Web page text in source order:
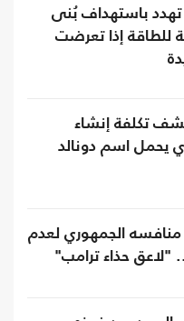
تهدد باستهداف بُنى
للطاقة إذا تعرضت
تكلفة إنشاء
يحمل اسم دونالد
منافسه الجمهوري لعدم
حذاء ترامب"